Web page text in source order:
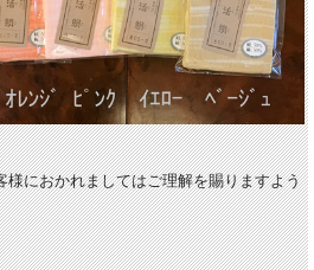
様におかれましてはご理解を賜りますよう